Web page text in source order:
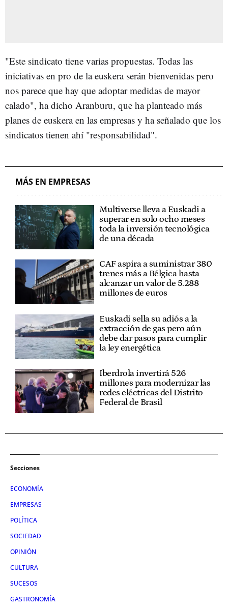
"Este sindicato tiene varias propuestas. Todas las
iniciativas en pro de la euskera serán bienvenidas pero
nos parece que hay que adoptar medidas de mayor
calado", ha dicho Aranburu, que ha planteado más
planes de euskera en las empresas y ha señalado que los
sindicatos tienen ahí "responsabilidad".
MÁS EN EMPRESAS
Multiverse lleva a Euskadi a
superar en solo ocho meses
toda la inversión tecnológica
de una década
CAF aspira a suministrar 380
trenes más a Bélgica hasta
alcanzar un valor de 5.288
millones de euros
Euskadi sella su adiós a la
extracción de gas pero aún
debe dar pasos para cumplir
la ley energética
Iberdrola invertirá 526
millones para modernizar las
redes eléctricas del Distrito
Federal de Brasil
Secciones
ECONOMÍA
EMPRESAS
POLÍTICA
SOCIEDAD
OPINIÓN
CULTURA
SUCESOS
GASTRONOMÍA